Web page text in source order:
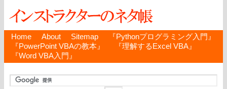
Home About Sitemap
『Pythonプログラミング入門』
『PowerPoint VBAの教本』
『理解するExcel VBA』
『Word VBA入門』